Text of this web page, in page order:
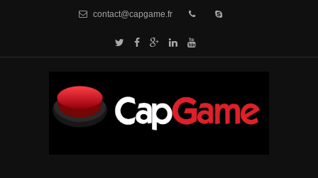
contact@capgame.fr